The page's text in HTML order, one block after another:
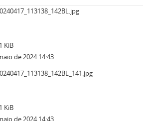
KiB
de 2024 14:43
KiB
de 2024 14:43